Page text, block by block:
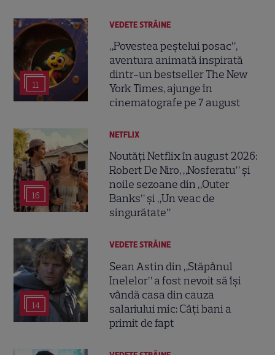
11
VEDETE STRĂINE
„Povestea peștelui posac”,
aventura animată inspirată
dintr-un bestseller The New
York Times, ajunge în
cinematografe pe 7 august
16
NETFLIX
Noutăți Netflix în august 2026:
Robert De Niro, „Nosferatu” și
noile sezoane din „Outer
Banks” și „Un veac de
singurătate”
14
VEDETE STRĂINE
Sean Astin din „Stăpânul
Inelelor” a fost nevoit să își
vândă casa din cauza
salariului mic: Câți bani a
primit de fapt